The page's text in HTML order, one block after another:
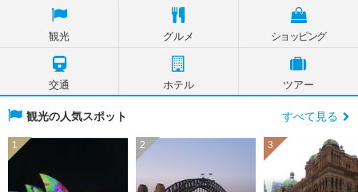
イナリーなど観光スポットも充実しています。特に世界遺産ブルーマウ
ンテンズまでは1時間半程。オーストラリアの大自然を満喫できます。
観光 グルメ ショッピング
交通 ホテル ツアー
観光の人気スポット すべて見る
1 2 3